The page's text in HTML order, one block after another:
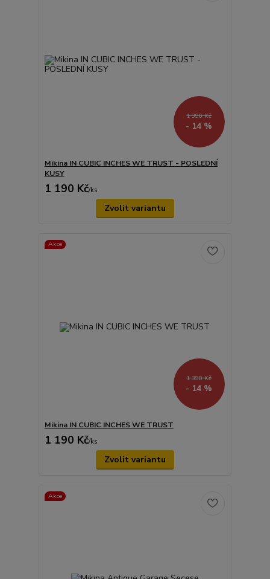
1 390 Kč
- 14 %
Mikina IN CUBIC INCHES WE TRUST - POSLEDNÍ
KUSY
1 190 Kč/ks
Zvolit variantu
Akce
1 390 Kč
- 14 %
Mikina IN CUBIC INCHES WE TRUST
1 190 Kč/ks
Zvolit variantu
Akce